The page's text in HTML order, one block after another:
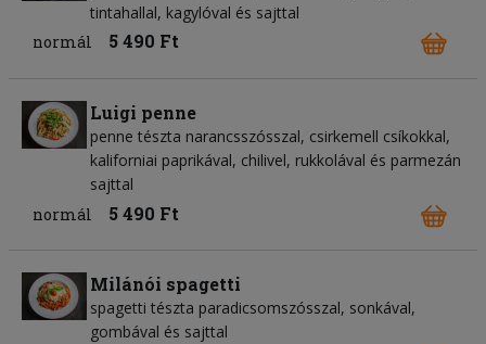
tintahallal, kagylóval és sajttal
normál
5 490 Ft
Luigi penne
penne tészta narancsszósszal, csirkemell csíkokkal,
kaliforniai paprikával, chilivel, rukkolával és parmezán
sajttal
normál
5 490 Ft
Milánói spagetti
spagetti tészta paradicsomszósszal, sonkával,
gombával és sajttal